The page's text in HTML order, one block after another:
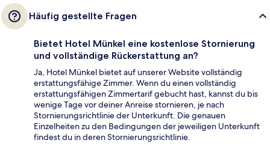
Häufig gestellte Fragen
Bietet Hotel Münkel eine kostenlose Stornierung
und vollständige Rückerstattung an?
Ja, Hotel Münkel bietet auf unserer Website vollständig
erstattungsfähige Zimmer. Wenn du einen vollständig
erstattungsfähigen Zimmertarif gebucht hast, kannst du bis
wenige Tage vor deiner Anreise stornieren, je nach
Stornierungsrichtlinie der Unterkunft. Die genauen
Einzelheiten zu den Bedingungen der jeweiligen Unterkunft
findest du in deren Stornierungsrichtlinie.